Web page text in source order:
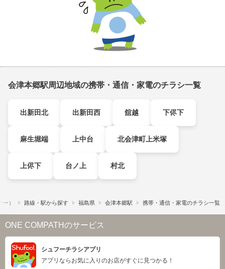
会津本郷駅周辺地域の携帯・通信・家電のチラシ一覧
出新田北 出新田西 舘越 下侭下
麻生堀端 上中台 北会津町上米塚
上侭下 台ノ上 村北
） 路線・駅から探す 福島県 会津本郷駅 携帯・通信・家電のチラシ一覧
ONE COMPATHのサービス
シュフーチラシアプリ
アプリならお気に入りのお店がすぐに見つかる！